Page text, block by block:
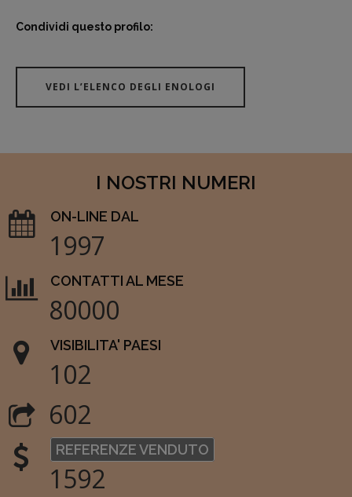
Condividi questo profilo:
VEDI L’ELENCO DEGLI ENOLOGI
I NOSTRI NUMERI
ON-LINE DAL
1997
CONTATTI AL MESE
80000
VISIBILITA' PAESI
102
602
REFERENZE VENDUTO
1592